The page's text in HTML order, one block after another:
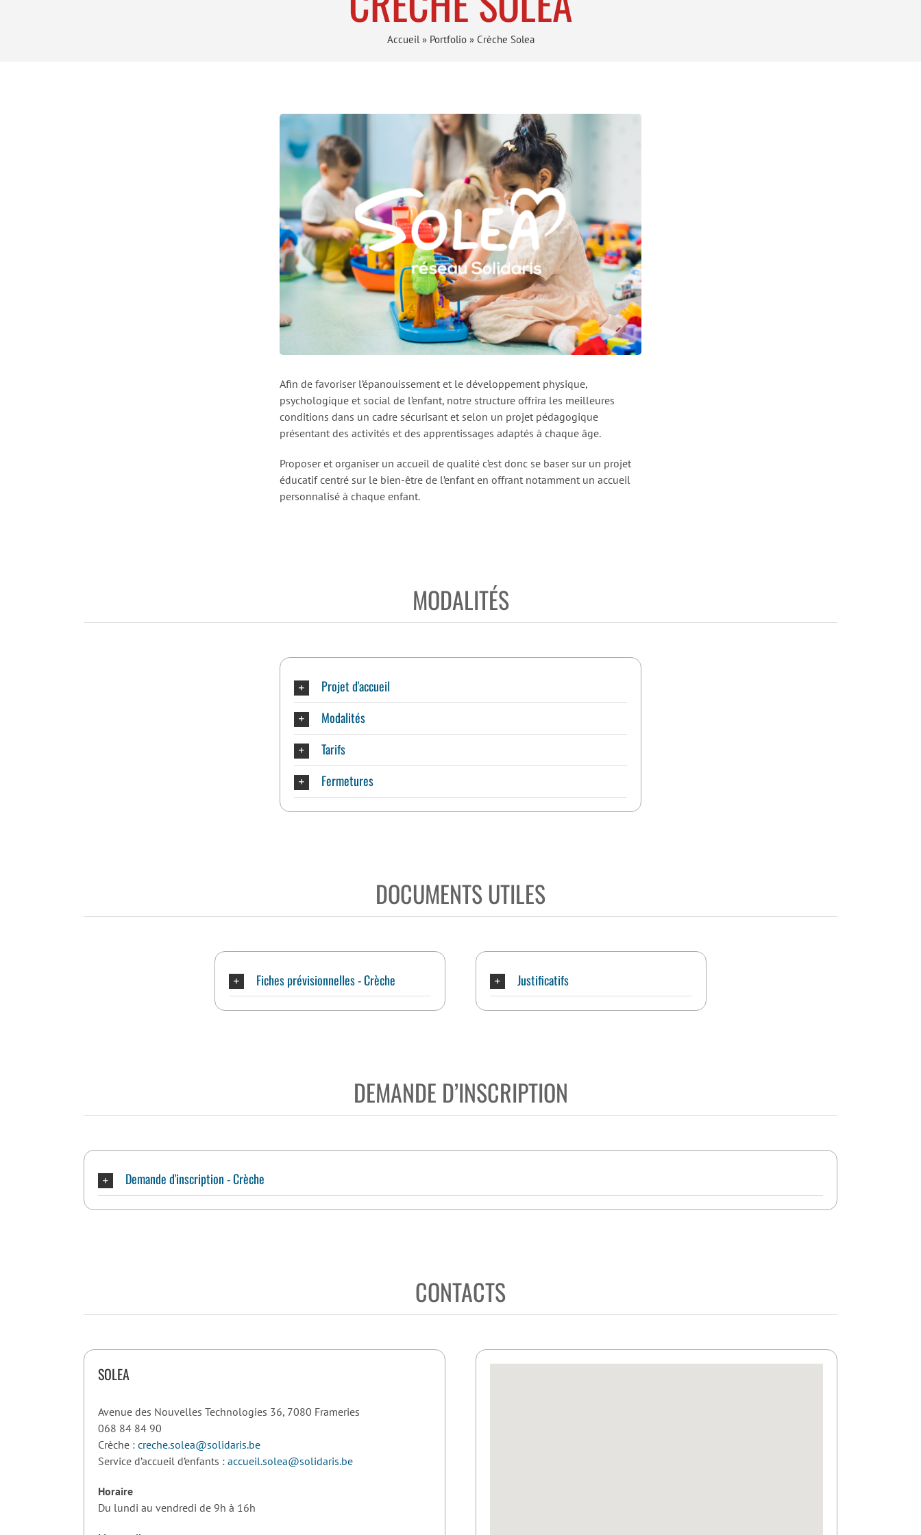
Accueil» Portfolio» Crèche Solea
Afin de favoriser l’épanouissement et le développement physique,
psychologique et social de l’enfant, notre structure offrira les meilleures
conditions dans un cadre sécurisant et selon un projet pédagogique
présentant des activités et des apprentissages adaptés à chaque âge.
Proposer et organiser un accueil de qualité c’est donc se baser sur un projet
éducatif centré sur le bien-être de l’enfant en offrant notamment un accueil
personnalisé à chaque enfant.
MODALITÉS
Projet d'accueil
Modalités
Tarifs
Fermetures
DOCUMENTS UTILES
Fiches prévisionnelles - Crèche Justificatifs
DEMANDE D’INSCRIPTION
Demande d'inscription - Crèche
CONTACTS
SOLEA
Avenue des Nouvelles Technologies 36, 7080 Frameries
068 84 84 90
Crèche : creche.solea@solidaris.be
Service d’accueil d’enfants : accueil.solea@solidaris.be
Horaire
Du lundi au vendredi de 9h à 16h